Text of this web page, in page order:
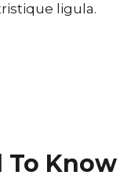
ligula.
To Know